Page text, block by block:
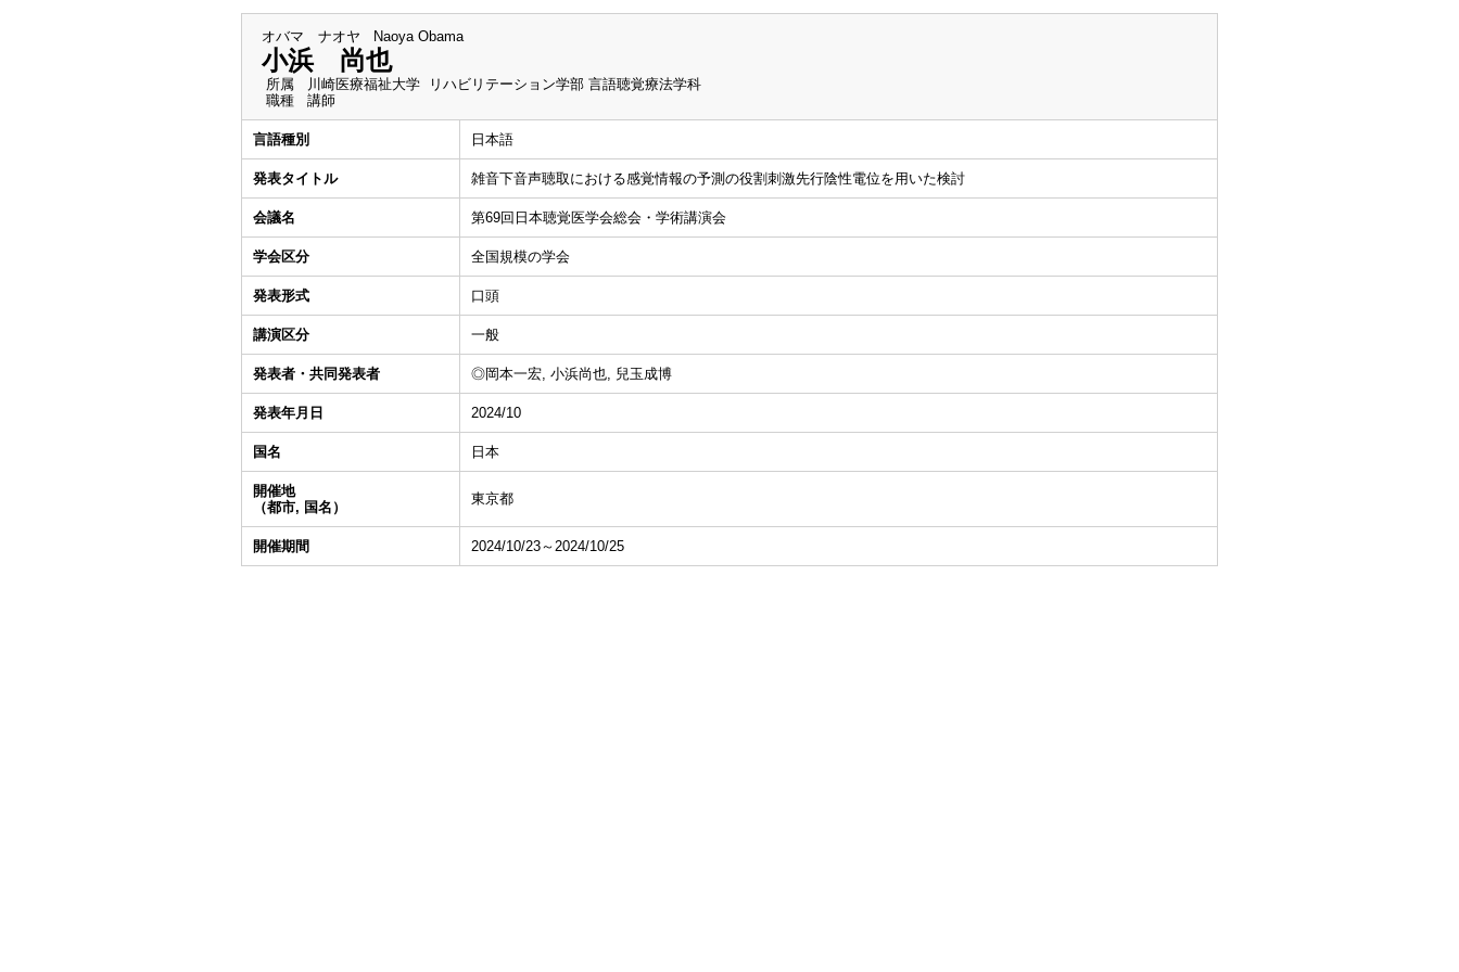
オバマ ナオヤ Naoya Obama
小浜 尚也
所属
川崎医療福祉大学 リハビリテーション学部 言語聴覚療法学科
職種
講師
言語種別 日本語
発表タイトル 雑音下音声聴取における感覚情報の予測の役割 刺激先行陰性電位を用いた検討
会議名 第69回日本聴覚医学会総会・学術講演会
学会区分 全国規模の学会
発表形式 口頭
講演区分 一般
発表者・共同発表者 ◎岡本一宏, 小浜尚也, 兒玉成博
発表年月日 2024/10
国名 日本
開催地
（都市, 国名）
東京都
開催期間 2024/10/23～2024/10/25